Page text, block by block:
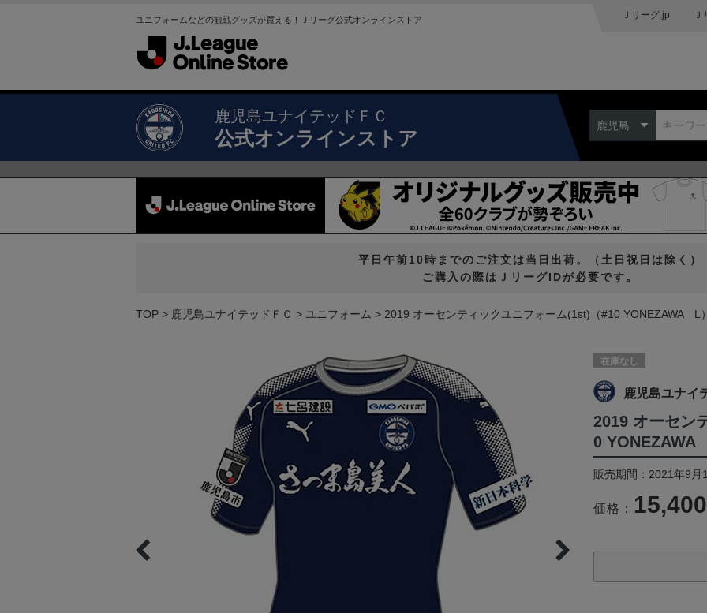
ユニフォームなどの観戦グッズが買える！Ｊリーグ公式オンラインストア Ｊリーグ.jp
鹿児島ユナイテッドＦＣ
公式オンラインストア
鹿児島
平日午前10時までのご注文は当日出荷。（土日祝日は除く）
ご購入の際はＪリーグIDが必要です。
TOP 鹿児島ユナイテッドＦＣ ユニフォーム 2019 オーセンティックユニフォーム(1st)（#10 YONEZAWA L
在庫なし
鹿児島ユナイ
2019 オーセン
0
販売期間：2021年9
価格：